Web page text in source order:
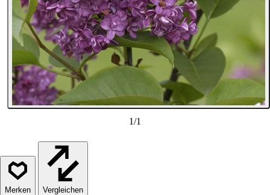
1/1
Vergleichen